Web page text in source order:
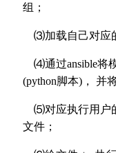
组；
⑶加载自己对应
⑷通过ansible将
(python脚本)， 并
⑸对应执行用户
文件；